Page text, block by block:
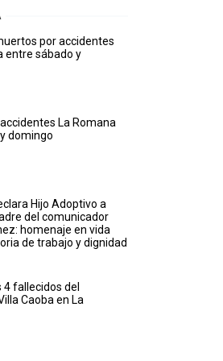
por accidentes
entre sábado y
La Romana
domingo
Hijo Adoptivo a
del comunicador
homenaje en vida
de trabajo y dignidad
fallecidos del
Caoba en La